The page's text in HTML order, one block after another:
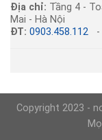
Địa chỉ: Tầng 4 -
Mai - Hà Nội
ĐT: 0903.458.112
Copyright 2023 -